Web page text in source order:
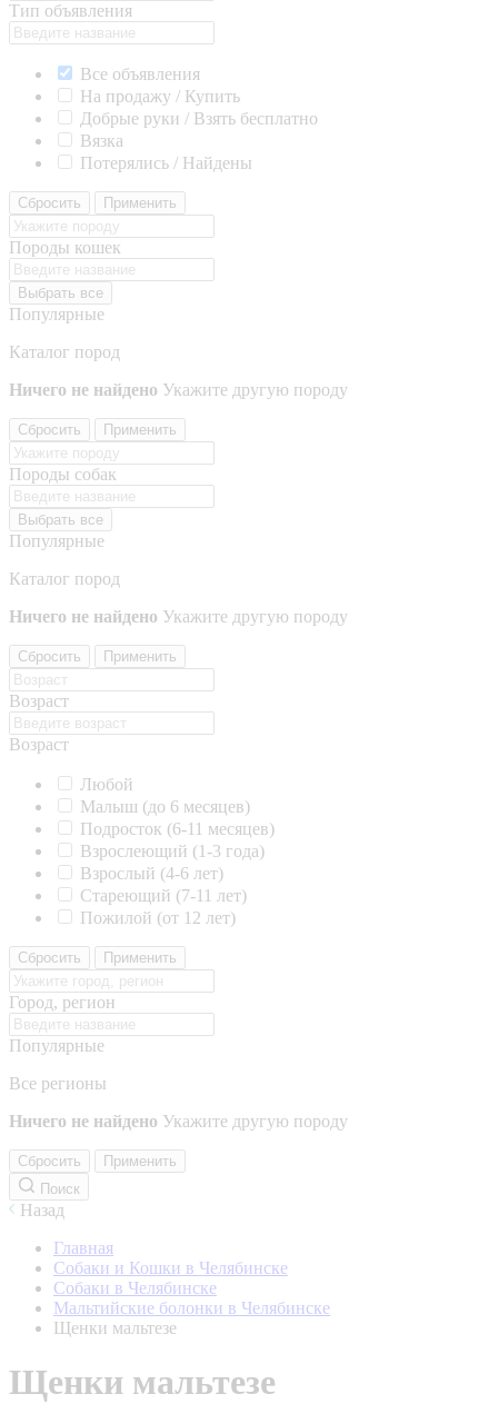
Тип объявления
Все объявления
На продажу / Купить
Добрые руки / Взять бесплатно
Вязка
Потерялись / Найдены
Сбросить Применить
Породы кошек
Выбрать все
Популярные
Каталог пород
Ничего не найдено Укажите другую породу
Сбросить Применить
Породы собак
Выбрать все
Популярные
Каталог пород
Ничего не найдено Укажите другую породу
Сбросить Применить
Возраст
Возраст
Любой
Малыш (до 6 месяцев)
Подросток (6-11 месяцев)
Взрослеющий (1-3 года)
Взрослый (4-6 лет)
Стареющий (7-11 лет)
Пожилой (от 12 лет)
Сбросить Применить
Город, регион
Популярные
Все регионы
Ничего не найдено Укажите другую породу
Сбросить
Применить
Поиск
Назад
Главная
Собаки и Кошки в Челябинске
Собаки в Челябинске
Мальтийские болонки в Челябинске
Щенки мальтезе
Щенки мальтезе